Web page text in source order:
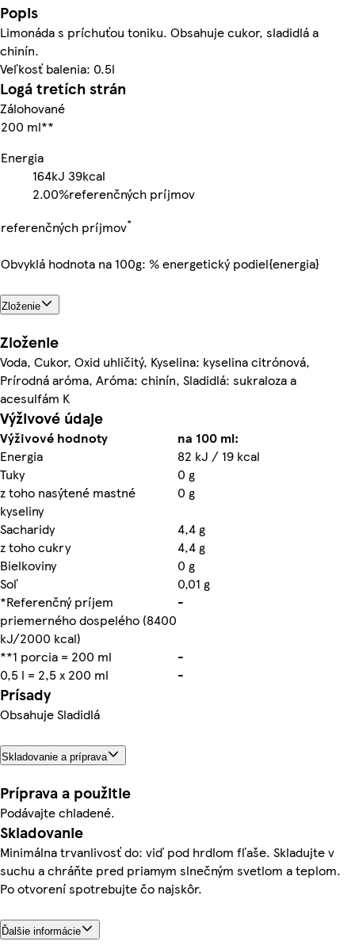
Popis
Limonáda s príchuťou toniku. Obsahuje cukor, sladidlá a
chinín.
Veľkosť balenia: 0.5l
Logá tretích strán
Zálohované
200 ml**
Energia
164kJ 39kcal
2.00%referenčných príjmov
referenčných príjmov*
Obvyklá hodnota na 100g: % energetický podiel{energia}
Zloženie
Zloženie
Voda, Cukor, Oxid uhličitý, Kyselina: kyselina citrónová,
Prírodná aróma, Aróma: chinín, Sladidlá: sukraloza a
acesulfám K
Výživové údaje
Výživové hodnoty
na 100 ml:
Energia
82 kJ / 19 kcal
Tuky
0 g
z toho nasýtené mastné
kyseliny
0 g
Sacharidy
4,4 g
z toho cukry
4,4 g
Bielkoviny
0 g
Soľ
0,01 g
*Referenčný príjem
priemerného dospelého (8400
kJ/2000 kcal)
-
**1 porcia = 200 ml
-
0,5 l = 2,5 x 200 ml
-
Prísady
Obsahuje Sladidlá
Skladovanie a príprava
Príprava a použitie
Podávajte chladené.
Skladovanie
Minimálna trvanlivosť do: viď pod hrdlom fľaše. Skladujte v
suchu a chráňte pred priamym slnečným svetlom a teplom.
Po otvorení spotrebujte čo najskôr.
Ďalšie informácie